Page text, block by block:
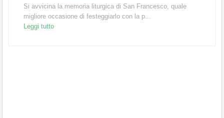
Si avvicina la memoria liturgica di San Francesco, quale
migliore occasione di festeggiarlo con la p...
Leggi tutto